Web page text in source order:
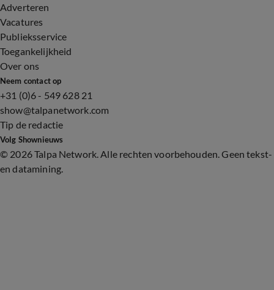
Adverteren
Vacatures
Publieksservice
Toegankelijkheid
Over ons
Neem contact op
+31 (0)6 - 549 628 21
show@talpanetwork.com
Tip de redactie
Volg Shownieuws
© 2026 Talpa Network. Alle rechten voorbehouden. Geen tekst-
en datamining.